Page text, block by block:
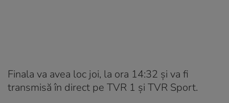
Finala va avea loc joi, la ora 14:32 și va fi
transmisă în direct pe TVR 1 și TVR Sport.